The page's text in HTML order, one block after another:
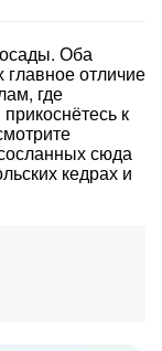
Оба
отличие
где
к
сюда
кедрах и